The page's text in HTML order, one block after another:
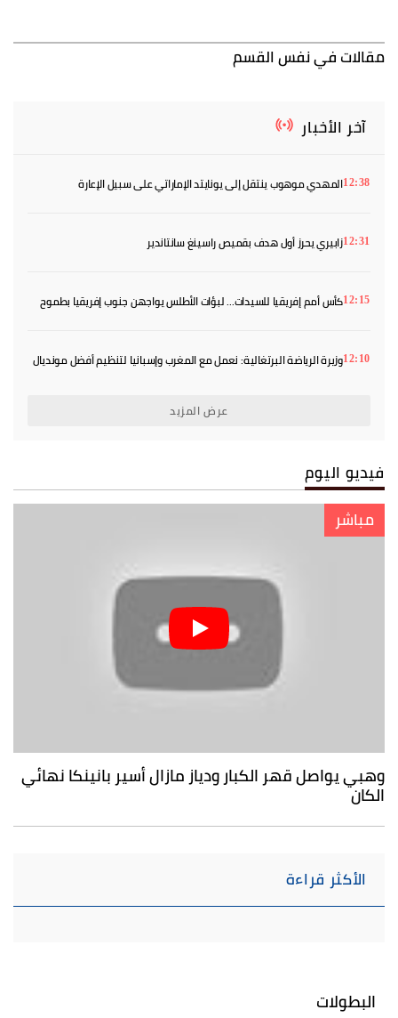
مقالات في نفس القسم
آخر الأخبار
12:38المهدي موهوب ينتقل إلى يونايتد الإماراتي على سبيل الإعارة
12:31زابيري يحرز أول هدف بقميص راسينغ سانتاندير
12:15كأس أمم إفريقيا للسيدات... لبؤات الأطلس يواجهن جنوب إفريقيا بطموح
12:10وزيرة الرياضة البرتغالية: نعمل مع المغرب وإسبانيا لتنظيم أفضل مونديال
عرض المزيد
فيديو اليوم
مباشر
وهبي يواصل قهر الكبار ودياز مازال أسير بانينكا نهائي
الكان
الأكثر قراءة
البطولات